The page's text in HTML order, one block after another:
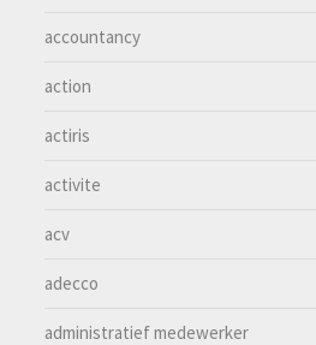
accountancy
action
actiris
activite
acv
adecco
administratief medewerker